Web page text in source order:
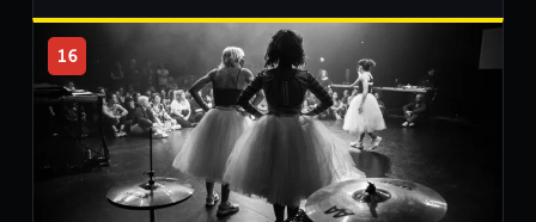
16